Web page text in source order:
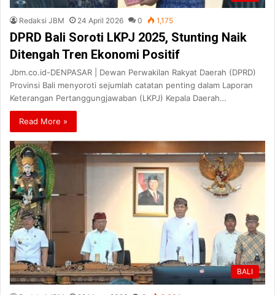
Redaksi JBM 24 April 2026 0 1,175
DPRD Bali Soroti LKPJ 2025, Stunting Naik
Ditengah Tren Ekonomi Positif
Jbm.co.id-DENPASAR | Dewan Perwakilan Rakyat Daerah (DPRD)
Provinsi Bali menyoroti sejumlah catatan penting dalam Laporan
Keterangan Pertanggungjawaban (LKPJ) Kepala Daerah…
Read More »
BALI